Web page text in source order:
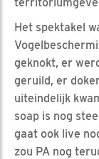
Het spektakel
geknokt, er
geruild, er
uiteindelijk
soap is nog
gaat ook live
zou PA nog